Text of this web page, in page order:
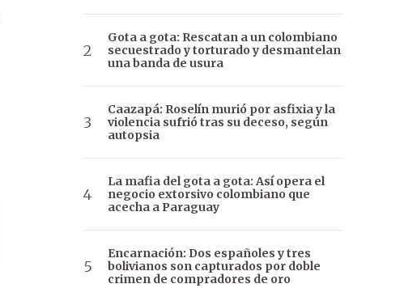
Gota a gota: Rescatan a un colombiano
secuestrado y torturado y desmantelan
una banda de usura
Caazapá: Roselín murió por asfixia y la
violencia sufrió tras su deceso, según
autopsia
La mafia del gota a gota: Así opera el
negocio extorsivo colombiano que
acecha a Paraguay
Encarnación: Dos españoles y tres
bolivianos son capturados por doble
crimen de compradores de oro